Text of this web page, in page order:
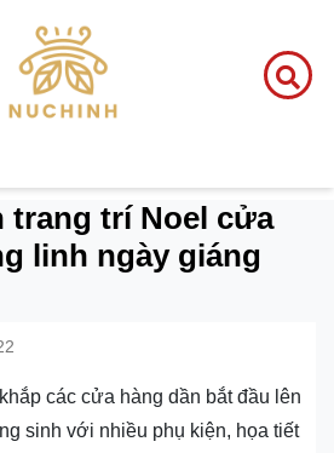
trang trí Noel cửa
linh ngày giáng
các cửa hàng dần bắt đầu lên
sinh với nhiều phụ kiện, họa tiết